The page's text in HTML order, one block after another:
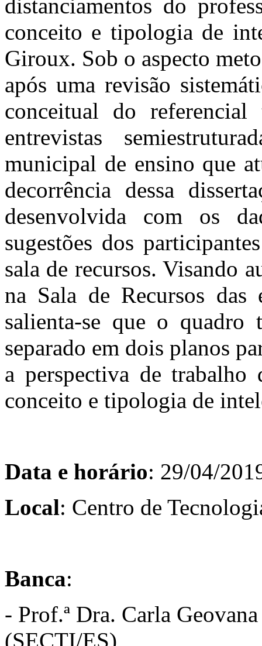
distanciamentos do
conceito e tipologia de
Giroux. Sob o aspecto
após uma revisão
conceitual do
entrevistas
municipal de ensino que
decorrência dessa
desenvolvida com os
sugestões dos
sala de recursos. Visando
na Sala de Recursos das
salienta-se que o
separado em dois planos
a perspectiva de
conceito e tipologia de
Data e horário: 29/04/
Local: Centro de
Banca:
- Prof.ª Dra. Carla
(SECTI/ES)